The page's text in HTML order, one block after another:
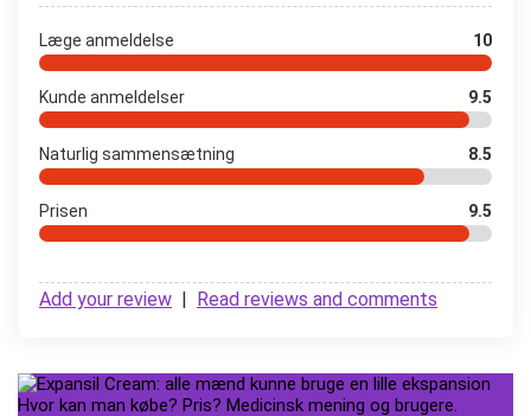
Læge anmeldelse 10
Kunde anmeldelser 9.5
Naturlig sammensætning 8.5
Prisen 9.5
Add your review Read reviews and comments